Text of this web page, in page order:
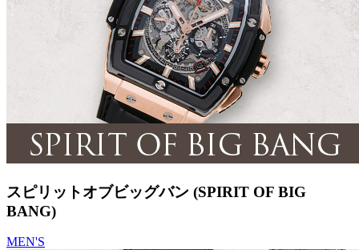
スピリットオブビッグバン (SPIRIT OF BIG
BANG)
MEN'S